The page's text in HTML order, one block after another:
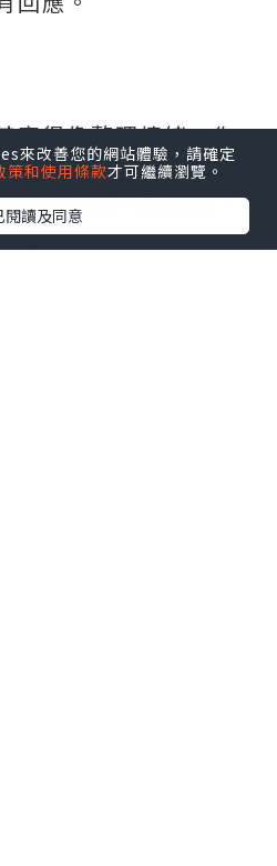
實很像整理情緒。你
合這裡」，然後想好
難的從來不是重量，
箱站在房間中間，不
來改善您的網站體驗，請確定
策和使用條款才可繼續瀏覽。
閱讀及同意